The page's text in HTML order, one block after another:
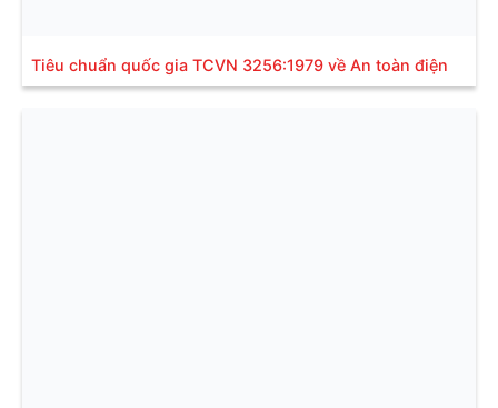
Tiêu chuẩn quốc gia TCVN 3256:1979 về An toàn điện